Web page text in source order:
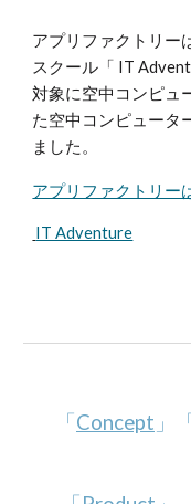
アプリファクトリー
スクール「 IT
対象に空中コンピュ
た空中コンピュータ
ました。
アプリファクトリー
IT Adventure
「Concept 」